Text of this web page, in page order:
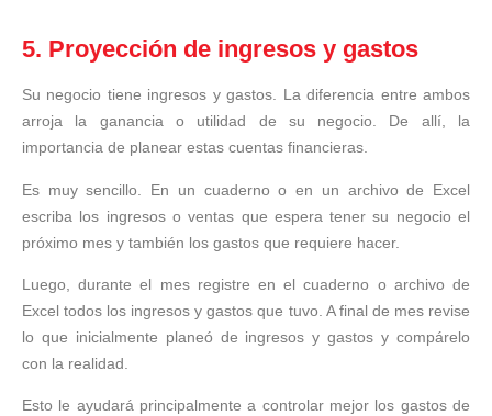
5. Proyección de ingresos y gastos
Su negocio tiene ingresos y gastos. La diferencia entre ambos
arroja la ganancia o utilidad de su negocio. De allí, la
importancia de planear estas cuentas financieras.
Es muy sencillo. En un cuaderno o en un archivo de Excel
escriba los ingresos o ventas que espera tener su negocio el
próximo mes y también los gastos que requiere hacer.
Luego, durante el mes registre en el cuaderno o archivo de
Excel todos los ingresos y gastos que tuvo. A final de mes revise
lo que inicialmente planeó de ingresos y gastos y compárelo
con la realidad.
Esto le ayudará principalmente a controlar mejor los gastos de